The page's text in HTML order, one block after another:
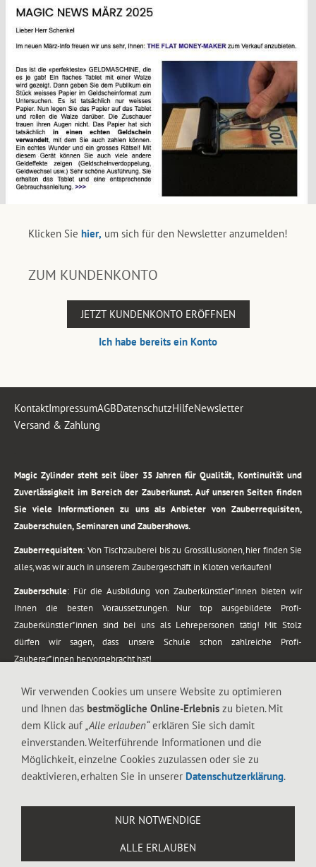
Klicken Sie hier, um sich für den Newsletter anzumelden!
ZUM KUNDENKONTO
JETZT KUNDENKONTO ERÖFFNEN
Ich habe bereits ein Konto
KontaktImpressumAGBDatenschutzHilfeNewsletter
Versand & Zahlung
Magic Zylinder steht seit über 35 Jahren für Qualität, Kontinuität und
Zuverlässigkeit im Bereich der Zauberkunst. Auf unseren Seiten finden
Sie viele Informationen zu uns als Anbieter von Zauberrequisiten,
Zauberschulen, Seminaren und Zaubershows.
Zauberrequisiten: Von Tischzauberei bis zu Grossillusionen, hier finden Sie
alles, was wir auch in unserem Zaubergeschäft in Kloten verkaufen!
Zauberschule: Für die Ausbildung von Zauberkünstler*innen bieten wir
Ihnen die besten Voraussetzungen. Nur top ausgebildete Profi-
Zauberkünstler*innen sind bei uns als Lehrepersonen tätig! Mit Stolz
dürfen wir sagen, dass unsere Schule schon zahlreiche Profi-
Zauberer*innen hervorgebracht hat!
vom Kinderprogramm bis zur Tischzauberei. Lassen Sie sich faszinieren von
meiner Zauber-Sprech-Show, angerührt mit sprachlichen Sequenzen,
gewürzt mit Gags und visuellen Illusionen wie Kaninchen, Vasen, Seilen,
Flughafenstrasse 4, 8302 Kloten
Wir verwenden Cookies um unsere Website zu optimieren
und Ihnen das bestmögliche Online-Erlebnis zu bieten. Mit
dem Klick auf „Alle erlauben“erklären Sie sich damit
einverstanden. Weiterführende Informationen und die
Möglichkeit, einzelne Cookies zuzulassen oder sie zu
deaktivieren, erhalten Sie in unserer Datenschutzerklärung.
NUR NOTWENDIGE
ALLE ERLAUBEN